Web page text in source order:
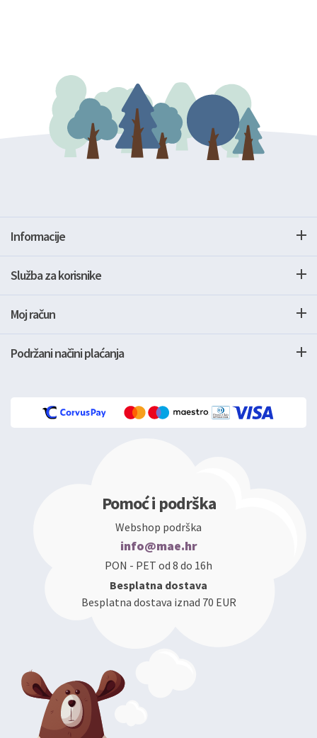
Informacije
Služba za korisnike
Moj račun
Podržani načini plaćanja
Pomoć i podrška
Webshop podrška
info@mae.hr
PON - PET od 8 do 16h
Besplatna dostava
Besplatna dostava iznad 70 EUR